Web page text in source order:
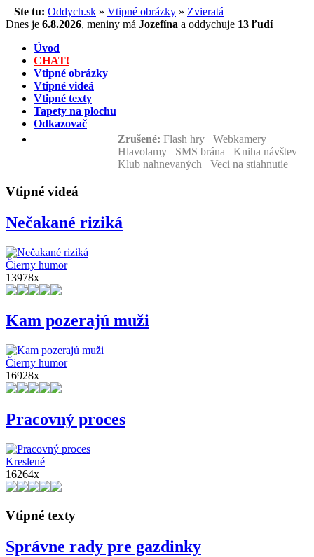
Ste tu: Oddych.sk » Vtipné obrázky » Zvieratá
Dnes je 6.8.2026, meniny má Jozefína a oddychuje 13 ľudí
Úvod
CHAT!
Vtipné obrázky
Vtipné videá
Vtipné texty
Tapety na plochu
Odkazovač
Zrušené: Flash hry Webkamery
Hlavolamy SMS brána Kniha návštev
Klub nahnevaných Veci na stiahnutie
Vtipné videá
Nečakané riziká
Čierny humor
13978x
Kam pozerajú muži
Čierny humor
16928x
Pracovný proces
Kreslené
16264x
Vtipné texty
Správne rady pre gazdinky